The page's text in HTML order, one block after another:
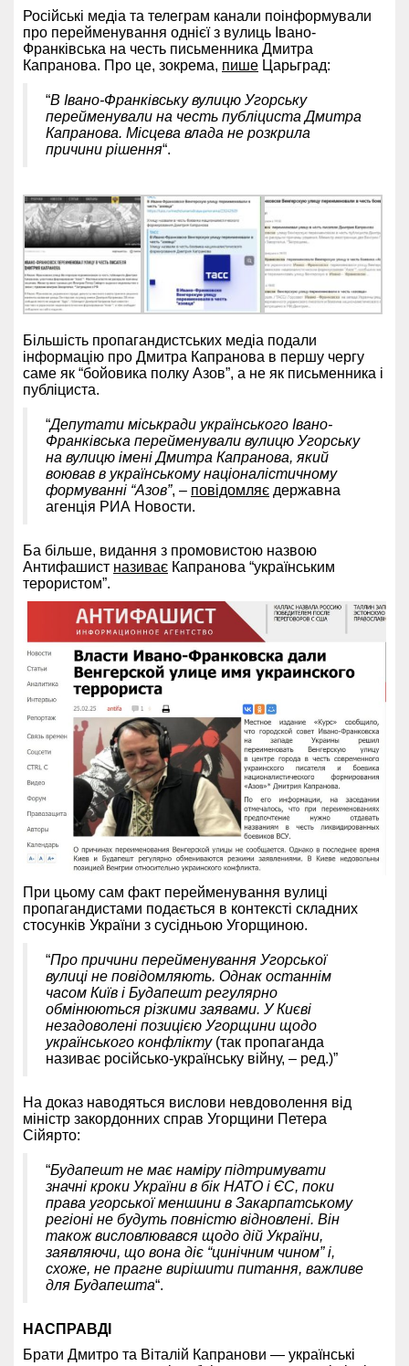
Російські медіа та телеграм канали поінформували
про перейменування однієї з вулиць Івано-
Франківська на честь письменника Дмитра
Капранова. Про це, зокрема, пише Царьград:
“В Івано-Франківську вулицю Угорську
перейменували на честь публіциста Дмитра
Капранова. Місцева влада не розкрила
причини рішення“.
Більшість пропагандистських медіа подали
інформацію про Дмитра Капранова в першу чергу
саме як “бойовика полку Азов”, а не як письменника і
публіциста.
“Депутати міськради українського Івано-
Франківська перейменували вулицю Угорську
на вулицю імені Дмитра Капранова, який
воював в українському націоналістичному
формуванні “Азов”, – повідомляє державна
агенція РИА Новости.
Ба більше, видання з промовистою назвою
Антифашист називає Капранова “українським
терористом”.
При цьому сам факт перейменування вулиці
пропагандистами подається в контексті складних
стосунків України з сусідньою Угорщиною.
“Про причини перейменування Угорської
вулиці не повідомляють. Однак останнім
часом Київ і Будапешт регулярно
обмінюються різкими заявами. У Києві
незадоволені позицією Угорщини щодо
українського конфлікту (так пропаганда
називає російсько-українську війну, – ред.)”
На доказ наводяться вислови невдоволення від
міністр закордонних справ Угорщини Петера
Сійярто:
“Будапешт не має наміру підтримувати
значні кроки України в бік НАТО і ЄС, поки
права угорської меншини в Закарпатському
регіоні не будуть повністю відновлені. Він
також висловлювався щодо дій України,
заявляючи, що вона діє “цинічним чином” і,
схоже, не прагне вирішити питання, важливе
для Будапешта“.
НАСПРАВДІ
Брати Дмитро та Віталій Капранови — українські